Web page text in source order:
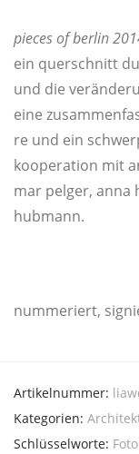
pie­ces of ber­lin
ein quer­schnitt
und die
eine
re und ein
koope­ra­ti­on mit
mar pel­ger, anna
hubmann.
num­me­riert,
Artikelnummer:
Kategorien:
Schlüsselworte: